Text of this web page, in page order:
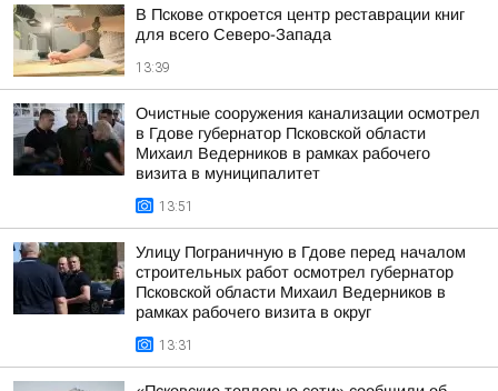
В Пскове откроется центр реставрации книг
для всего Северо-Запада
13:39
Очистные сооружения канализации осмотрел
в Гдове губернатор Псковской области
Михаил Ведерников в рамках рабочего
визита в муниципалитет
13:51
Улицу Пограничную в Гдове перед началом
строительных работ осмотрел губернатор
Псковской области Михаил Ведерников в
рамках рабочего визита в округ
13:31